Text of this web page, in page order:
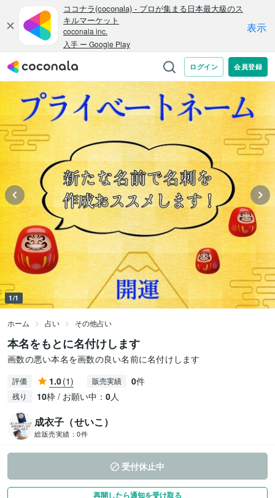
1/1
ホーム 占い その他占い
本名をもとに名付けします
画数の悪い本名を画数の良い名前に名付けします
評価 1.0(1) 販売実績 0件
残り 10枠 / お願い中： 0人
成衣子（せいこ）
総販売実績： 0件
受付休止中
再開したら通知を受け取る